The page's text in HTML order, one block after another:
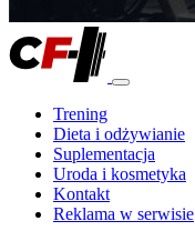
Trening
Dieta i odżywianie
Suplementacja
Uroda i kosmetyka
Kontakt
Reklama w serwisie